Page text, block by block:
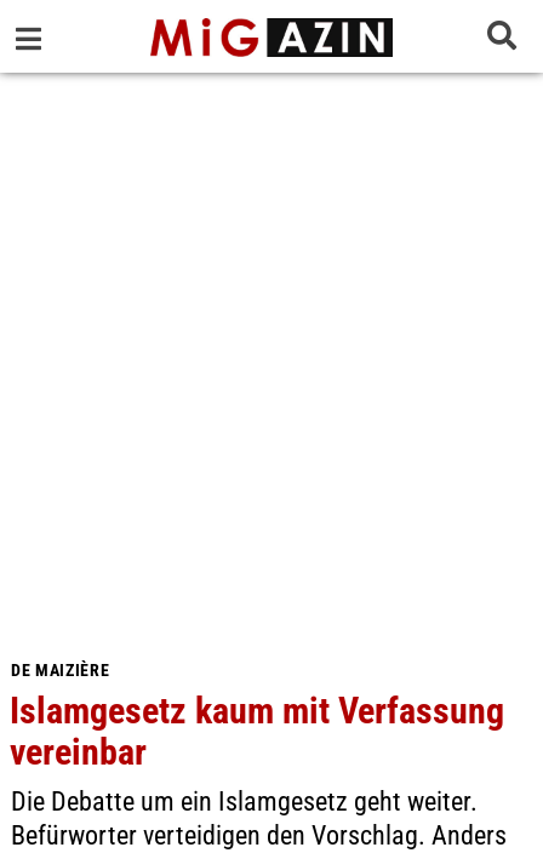
DE MAIZIÈRE
Islamgesetz kaum mit Verfassung
vereinbar
Die Debatte um ein Islamgesetz geht weiter.
Befürworter verteidigen den Vorschlag. Anders